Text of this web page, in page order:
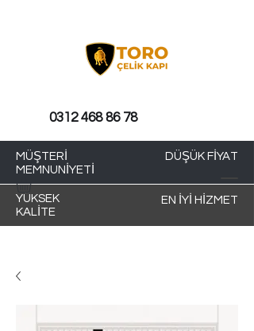
MÜŞTERİ
MEMNUNİYETİ
DÜŞÜK FİYAT
YÜKSEK
KALİTE
EN İYİ HİZMET
0312 468 86 78